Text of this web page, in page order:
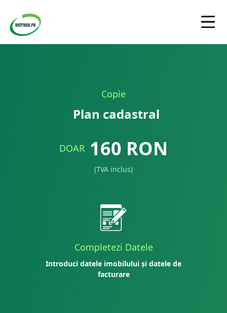
Copie
Plan cadastral
DOAR 160 RON
(TVA inclus)
Completezi Datele
Introduci datele imobilului și datele de
facturare